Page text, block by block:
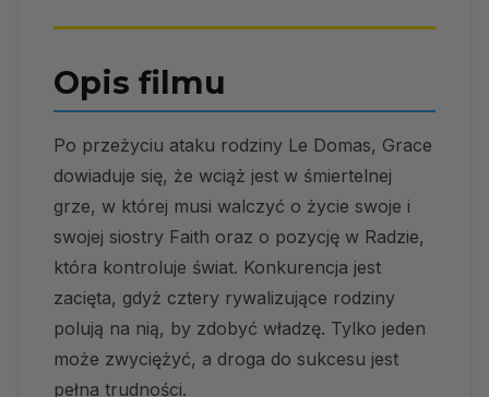
Opis filmu
Po przeżyciu ataku rodziny Le Domas, Grace
dowiaduje się, że wciąż jest w śmiertelnej
grze, w której musi walczyć o życie swoje i
swojej siostry Faith oraz o pozycję w Radzie,
która kontroluje świat. Konkurencja jest
zacięta, gdyż cztery rywalizujące rodziny
polują na nią, by zdobyć władzę. Tylko jeden
może zwyciężyć, a droga do sukcesu jest
pełna trudności.